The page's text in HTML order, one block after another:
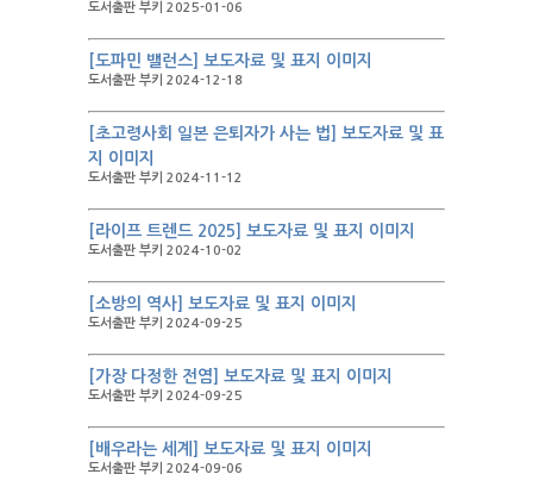
도서출판 부키 2025-01-06
[도파민 밸런스] 보도자료 및 표지 이미지
도서출판 부키 2024-12-18
[초고령사회 일본 은퇴자가 사는 법] 보도자료 및 표
지 이미지
도서출판 부키 2024-11-12
[라이프 트렌드 2025] 보도자료 및 표지 이미지
도서출판 부키 2024-10-02
[소방의 역사] 보도자료 및 표지 이미지
도서출판 부키 2024-09-25
[가장 다정한 전염] 보도자료 및 표지 이미지
도서출판 부키 2024-09-25
[배우라는 세계] 보도자료 및 표지 이미지
도서출판 부키 2024-09-06